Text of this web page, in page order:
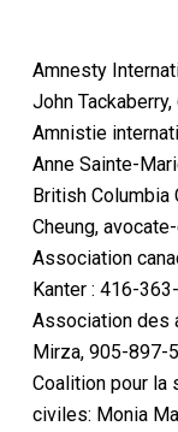
Amnesty
John
Amnistie
Anne Sainte-
British Columbia
Cheung,
Association
Kanter : 416-
Association des
Mirza, 905-897-
Coalition pour la
civiles: Monia